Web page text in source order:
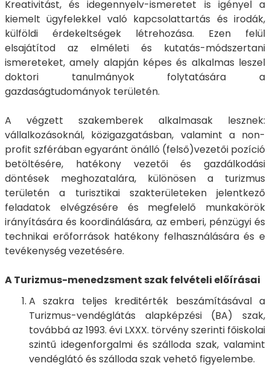
Kreativitást, és idegennyelv-ismeretet is igényel a
kiemelt ügyfelekkel való kapcsolattartás és irodák,
külföldi érdekeltségek létrehozása. Ezen felül
elsajátítod az elméleti és kutatás-módszertani
ismereteket, amely alapján képes és alkalmas leszel
doktori tanulmányok folytatására a
gazdaságtudományok területén.
A végzett szakemberek alkalmasak lesznek:
vállalkozásoknál, közigazgatásban, valamint a non-
profit szférában egyaránt önálló (felső)vezetői pozíció
betöltésére, hatékony vezetői és gazdálkodási
döntések meghozatalára, különösen a turizmus
területén a turisztikai szakterületeken jelentkező
feladatok elvégzésére és megfelelő munkakörök
irányítására és koordinálására, az emberi, pénzügyi és
technikai erőforrások hatékony felhasználására és e
tevékenység vezetésére.
A Turizmus-menedzsment szak felvételi előírásai
A szakra teljes kreditérték beszámításával a
Turizmus-vendéglátás alapképzési (BA) szak,
továbbá az 1993. évi LXXX. törvény szerinti főiskolai
szintű idegenforgalmi és szálloda szak, valamint
vendéglátó és szálloda szak vehető figyelembe.